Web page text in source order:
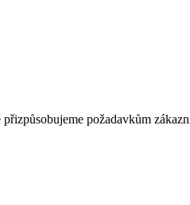
požadavkům